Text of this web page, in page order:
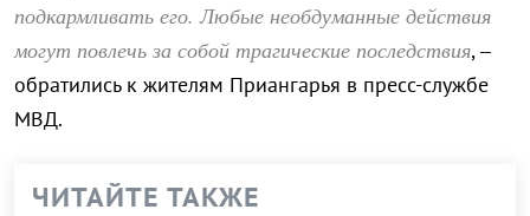
подкармливать его. Любые необдуманные действия
могут повлечь за собой трагические последствия, –
обратились к жителям Приангарья в пресс-службе
МВД.
ЧИТАЙТЕ ТАКЖЕ